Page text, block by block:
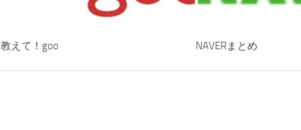
教えて！goo NAVERまとめ